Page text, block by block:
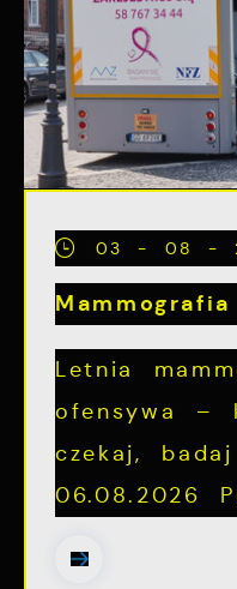
03 - 08 -
Letnia
ofensywa –
czekaj,
06.08.2026